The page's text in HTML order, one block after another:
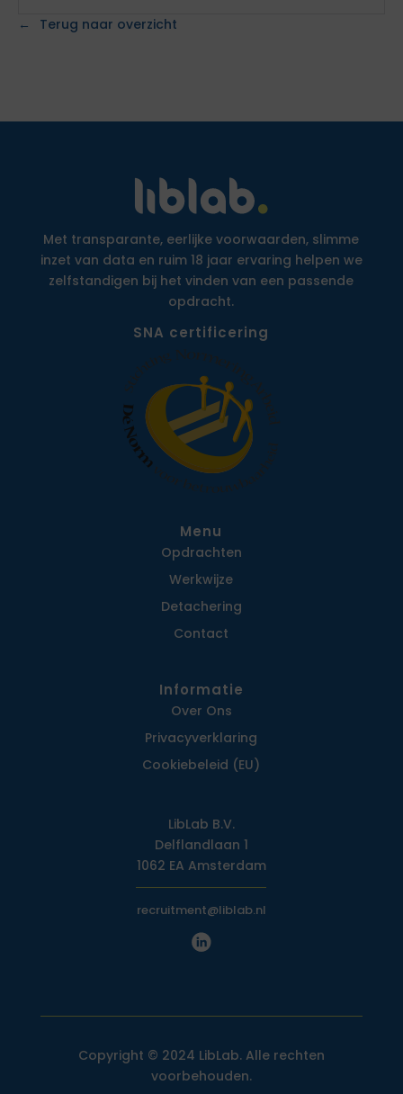
Terug naar overzicht
Met transparante, eerlijke voorwaarden, slimme
inzet van data en ruim 18 jaar ervaring helpen we
zelfstandigen bij het vinden van een passende
opdracht.
SNA certificering
Menu
Opdrachten
Werkwijze
Detachering
Contact
Informatie
Over Ons
Privacy­verklaring
Cookiebeleid (EU)
LibLab B.V.
Delflandlaan 1
1062 EA Amsterdam
recruitment@liblab.nl
Copyright © 2024 LibLab. Alle rechten
voorbehouden.